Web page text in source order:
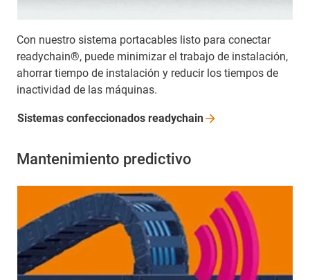
Con nuestro sistema portacables listo para conectar
readychain®, puede minimizar el trabajo de instalación,
ahorrar tiempo de instalación y reducir los tiempos de
inactividad de las máquinas.
Sistemas confeccionados readychain
Mantenimiento predictivo